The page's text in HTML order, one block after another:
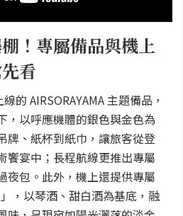
！專屬備品與機上
看
的 AIRSORAYAMA 主題備品，
，以呼應機體的銀色與金色為
牌、紙杯到紙巾，讓旅客從登
饗宴中；長程航線更推出專屬
夜包。此外，機上還提供專屬
，以琴酒、甜白酒為基底，融